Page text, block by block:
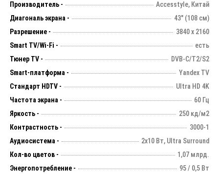
Производитель -
Accesstyle, Китай
Диагональ экрана -
43" (108 см)
Разрешение -
3840 х 2160
Smart TV/Wi-Fi -
есть
Тюнер TV -
DVB-C/T2/S2
Smart-платформа -
Yandex TV
Стандарт HDTV -
Ultra HD 4K
Частота экрана -
60 Гц
Яркость -
250 кд/м2
Контрастность -
3000-1
Аудиосистема -
2х10 Вт, Ultra Surround
Кол-во цветов -
1,07 млрд.
Энергопотребление -
95 / 0,5 Вт